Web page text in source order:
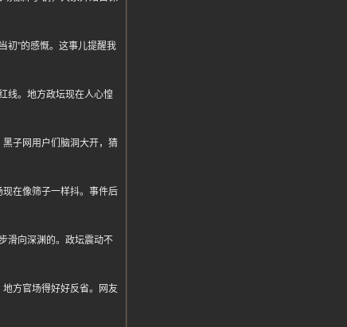
初”的感慨。这事儿提醒我
线。地方政坛现在人心惶
子网用户们脑洞大开，猜
在像筛子一样抖。事件后
滑向深渊的。政坛震动不
方官场得好好反省。网友